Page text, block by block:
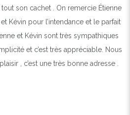
12M X 5M ET 2,4M DE
Next
son cachet . On remercie Étienne
Kévin pour l’intendance et le parfait
et Kévin sont très sympathiques
et c’est très appréciable. Nous
, c’est une très bonne adresse .